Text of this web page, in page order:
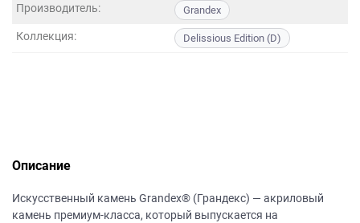
Производитель: Grandex
Коллекция: Delissious Edition (D)
Описание
Искусственный камень Grandex® (Грандекс) — акриловый
камень премиум-класса, который выпускается на
данных.